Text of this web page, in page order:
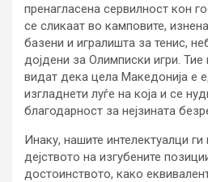
пренагласена сервилност кон
се сликаат во камповите,
базени и игралишта за тенис,
дојдени за Олимписки игри. Тие
видат дека цела Македонија е
изгладнети луѓе на која и се
благодарност за нејзината
Инаку, нашите интелектуалци
дејството на изгубените
достоинството, како